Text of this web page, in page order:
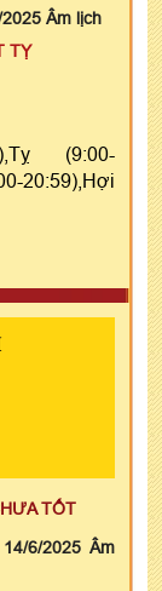
Âm lịch
TỴ
(9:00-
20:59),Hợi
TỐT
14/6/2025 Âm